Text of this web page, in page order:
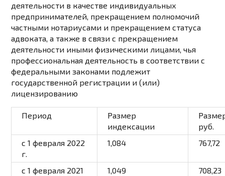
деятельности в качестве индивидуальных
предпринимателей, прекращением полномочий
частными нотариусами и прекращением статуса
адвоката, а также в связи с прекращением
деятельности иными физическими лицами, чья
профессиональная деятельность в соответствии с
федеральными законами подлежит
государственной регистрации и (или)
лицензированию
Период
Размер
индексации
руб.
с 1 февраля 2022
г.
1,084 767,72
с 1 февраля 2021
1,049 708,23